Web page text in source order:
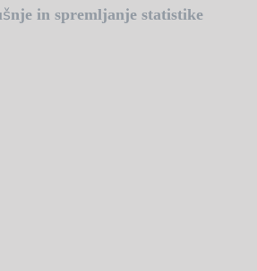
in spremljanje statistike